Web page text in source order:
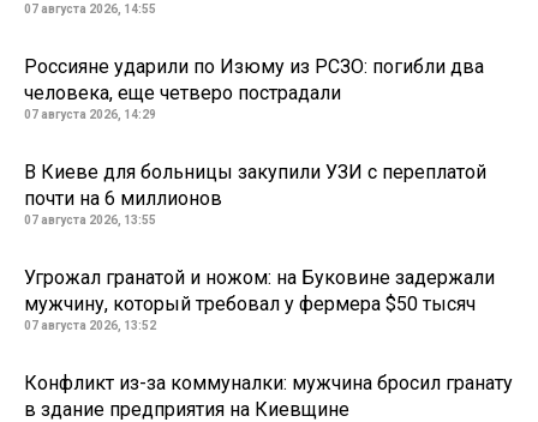
07 августа 2026, 14:55
Россияне ударили по Изюму из РСЗО: погибли два
человека, еще четверо пострадали
07 августа 2026, 14:29
В Киеве для больницы закупили УЗИ с переплатой
почти на 6 миллионов
07 августа 2026, 13:55
Угрожал гранатой и ножом: на Буковине задержали
мужчину, который требовал у фермера $50 тысяч
07 августа 2026, 13:52
Конфликт из-за коммуналки: мужчина бросил гранату
в здание предприятия на Киевщине